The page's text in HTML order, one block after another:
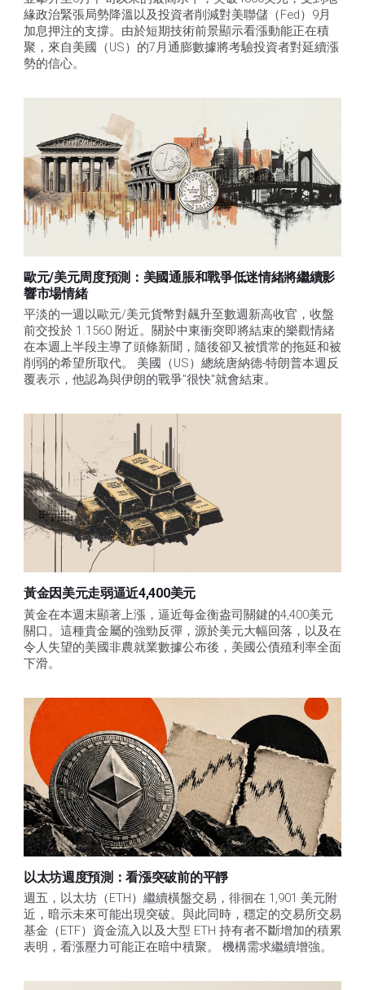
緣政治緊張局勢降溫以及投資者削減對美聯儲（Fed）9月
加息押注的支撐。由於短期技術前景顯示看漲動能正在積
聚，來自美國（US）的7月通膨數據將考驗投資者對延續漲
勢的信心。
歐元/美元周度預測：美國通脹和戰爭低迷情緒將繼續影
響市場情緒
平淡的一週以歐元/美元貨幣對飆升至數週新高收官，收盤
前交投於 1.1560 附近。關於中東衝突即將結束的樂觀情緒
在本週上半段主導了頭條新聞，隨後卻又被慣常的拖延和被
削弱的希望所取代。 美國（US）總統唐納德-特朗普本週反
覆表示，他認為與伊朗的戰爭"很快"就會結束。
黃金因美元走弱逼近4,400美元
黃金在本週末顯著上漲，逼近每金衡盎司關鍵的4,400美元
關口。這種貴金屬的強勁反彈，源於美元大幅回落，以及在
令人失望的美國非農就業數據公布後，美國公債殖利率全面
下滑。
以太坊週度預測：看漲突破前的平靜
週五，以太坊（ETH）繼續橫盤交易，徘徊在 1,901 美元附
近，暗示未來可能出現突破。與此同時，穩定的交易所交易
基金（ETF）資金流入以及大型 ETH 持有者不斷增加的積累
表明，看漲壓力可能正在暗中積聚。 機構需求繼續增強。